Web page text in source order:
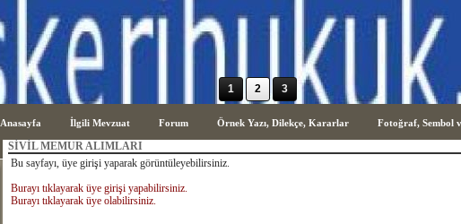
www.askerihukuk.net
Türk Askeri Hukuku ile ilgili
1 2 3
Anasayfa İlgili Mevzuat Forum Örnek Yazı, Dilekçe, Kararlar Fotoğraf, Sembol
SİVİL MEMUR ALIMLARI
Bu sayfayı, üye girişi yaparak görüntüleyebilirsiniz.
Burayı tıklayarak üye girişi yapabilirsiniz.
Burayı tıklayarak üye olabilirsiniz.